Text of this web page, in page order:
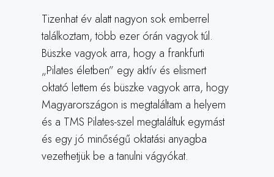
Tizenhat év alatt nagyon sok emberrel
találkoztam, több ezer órán vagyok túl.
Büszke vagyok arra, hogy a frankfurti
„Pilates életben” egy aktív és elismert
oktató lettem és büszke vagyok arra, hogy
Magyarországon is megtaláltam a helyem
és a TMS Pilates-szel megtaláltuk egymást
és egy jó minőségű oktatási anyagba
vezethetjük be a tanulni vágyókat.